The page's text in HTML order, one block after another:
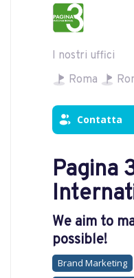
I nostri uffici
Roma
Contatta
Pagina
We aim to
possible!
Brand Marketing